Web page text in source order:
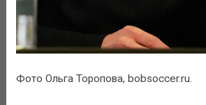
Фото Ольга Торопова, bobsoccer.ru.